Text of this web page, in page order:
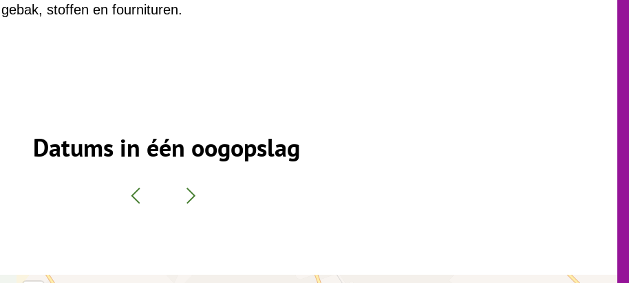
stoffen en fournituren.
Datums in één oogopslag